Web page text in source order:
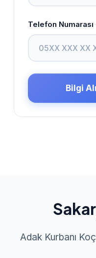
Telefon Numarası
Bilgi
Adak Kurbanı